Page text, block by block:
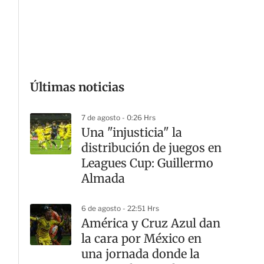
Últimas noticias
7 de agosto - 0:26 Hrs
Una "injusticia" la
distribución de juegos en
Leagues Cup: Guillermo
Almada
6 de agosto - 22:51 Hrs
América y Cruz Azul dan
la cara por México en
una jornada donde la